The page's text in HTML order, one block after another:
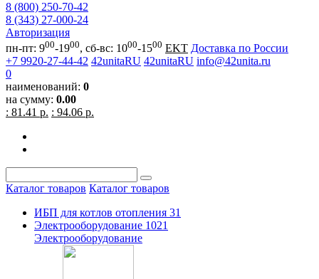
8 (800) 250-70-42
8 (343) 27-000-24
Авторизация
пн-пт: 900-1900, сб-вс: 1000-1500 EKT Доставка по России
+7 9920-27-44-42 42unitaRU 42unitaRU info@42unita.ru
0
наименований: 0
на сумму: 0.00
: 81.41 р. : 94.06 р.
Каталог товаров Каталог товаров
ИБП для котлов отопления 31
Электрооборудование 1021
Электрооборудование